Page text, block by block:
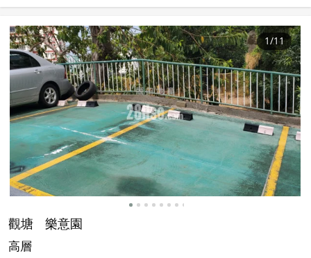
1/11
觀塘 樂意園
高層